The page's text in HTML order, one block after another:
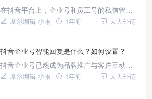
将帮助你轻松应对这一挑战。
在抖音平台上，企业号和员工号的私信管理
一直是运营中的痛点。面对海量的用户咨询
的是，借助专业的第三方工具——摩尔抖
客，这一切都可以轻松实现。
摩尔编辑-小雨 1年前 天天外链
抖音企业号智能回复是什么？如何设置？
抖音企业号已然成为品牌推广与客户互动的
关键阵地。然而，面对海量的用户咨询与互
摩尔编辑-小雨 1年前 天天外链